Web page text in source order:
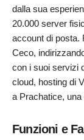
dalla sua
20.000 server
account di posta.
Ceco,
con i suoi servizi
cloud, hosting di
a Prachatice,
Funzioni e